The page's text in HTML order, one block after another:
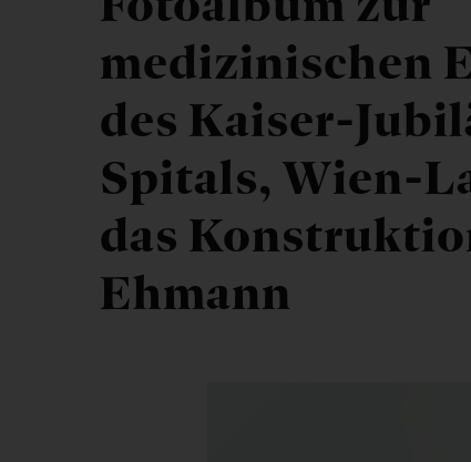
medizinischen
des Kaiser-
Spitals, Wien-
das
Ehmann